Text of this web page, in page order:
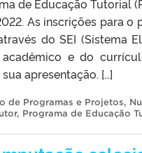
de Educação Tutorial
As inscrições para
do SEI (Sistema
e do
apresentação. […]
de Programas e Projetos,
, Programa de Educação